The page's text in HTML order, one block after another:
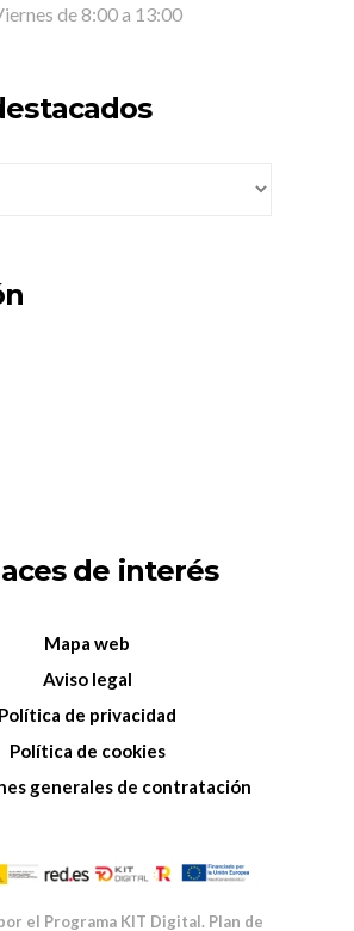
de 8:00 a 13:00
de interés
Mapa web
Aviso legal
Política de privacidad
Política de cookies
generales de contratación
el Programa KIT Digital. Plan de